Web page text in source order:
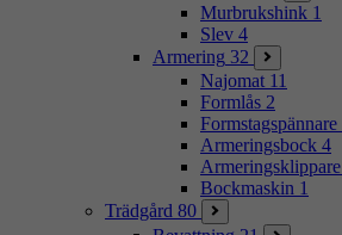
Murbrukshink 1
Slev 4
Armering 32
Najomat 11
Formlås 2
Formstagspännare
Armeringsbock 4
Armeringsklippare
Bockmaskin 1
Trädgård 80